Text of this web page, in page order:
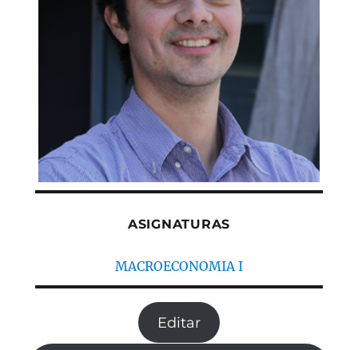
ASIGNATURAS
MACROECONOMIA I
Editar